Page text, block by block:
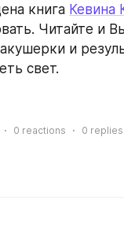
книга Кевина
Читайте и
и
свет.
0 reactions 0 replies